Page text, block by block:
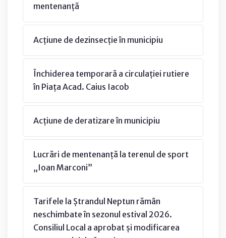
mentenanță
Acțiune de dezinsecție în municipiu
Închiderea temporară a circulației rutiere
în Piața Acad. Caius Iacob
Acțiune de deratizare în municipiu
Lucrări de mentenanță la terenul de sport
„Ioan Marconi”
Tarifele la Ștrandul Neptun rămân
neschimbate în sezonul estival 2026.
Consiliul Local a aprobat și modificarea